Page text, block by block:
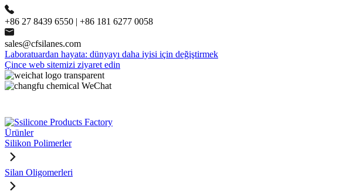
+86 27 8439 6550 | +86 181 6277 0058
sales@cfsilanes.com
Laboratuardan hayata: dünyayı daha iyisi için değiştirmek
Çince web sitemizi ziyaret edin
Ürünler
Silikon Polimerler
Silan Oligomerleri